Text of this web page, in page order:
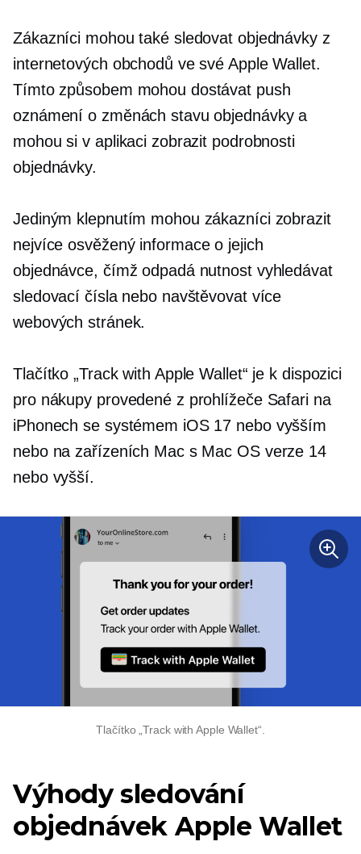
Zákazníci mohou také sledovat objednávky z
internetových obchodů ve své Apple Wallet.
Tímto způsobem mohou dostávat push
oznámení o změnách stavu objednávky a
mohou si v aplikaci zobrazit podrobnosti
objednávky.
Jediným klepnutím mohou zákazníci zobrazit
nejvíceosvěženýinformace o jejich
objednávce, čímž odpadá nutnost vyhledávat
sledovací čísla nebo navštěvovat více
webových stránek.
Tlačítko „Track with Apple Wallet“ je k dispozici
pro nákupy provedené z prohlížeče Safari na
iPhonech se systémem iOS 17 nebo vyšším
nebo na zařízeních Mac s Mac OS verze 14
nebo vyšší.
Tlačítko „Track with Apple Wallet“.
Výhody sledování
objednávek Apple Wallet